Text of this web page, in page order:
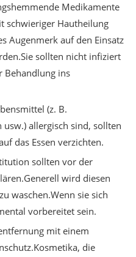
Medikamente
schwieriger Hautheilung
Augenmerk auf den Einsatz
sollten nicht infiziert
Behandlung ins
(z. B.
usw.) allergisch sind, sollten
das Essen verzichten.
sollten vor der
wird diesen
waschen.Wenn sie sich
vorbereitet sein.
mit einem
die